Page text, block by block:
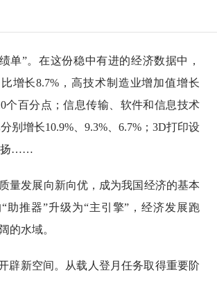
”。在这份稳中有进的经济数据中，
增长8.7%，高技术制造业增加值增长
个百分点；信息传输、软件和信息技术
别增长10.9%、9.3%、6.7%；3D打印设
扬……
量发展向新向优，成为我国经济的基本
推器”升级为“主引擎”，经济发展跑
的水域。
辟新空间。从载人登月任务取得重要阶